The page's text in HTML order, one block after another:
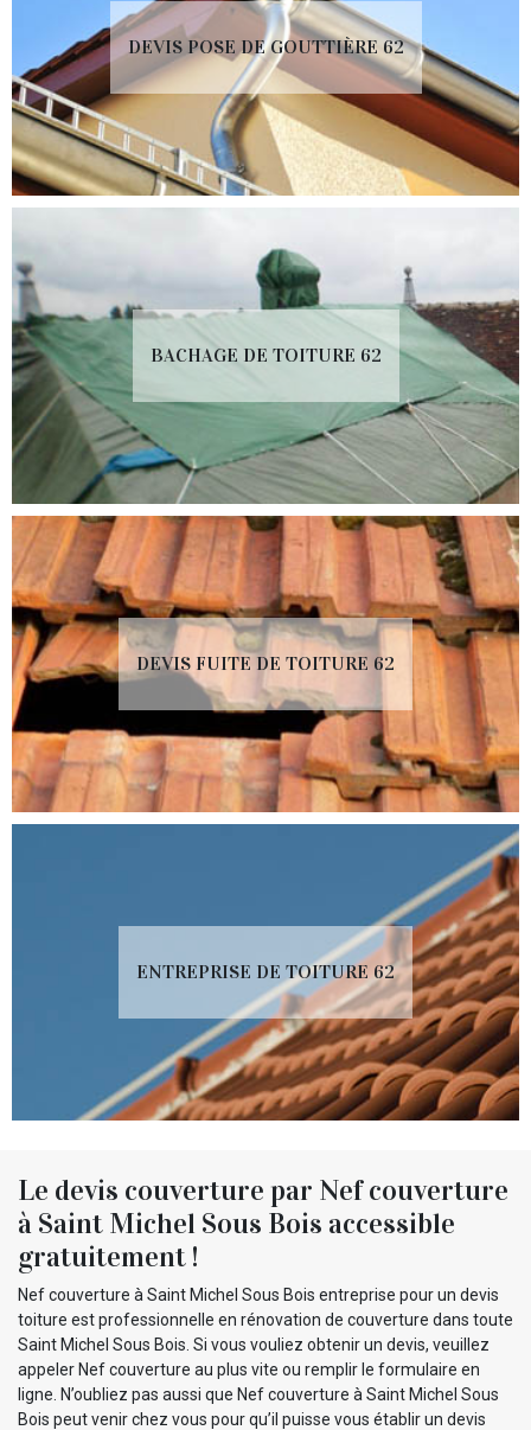
DEVIS POSE DE GOUTTIÈRE 62
BACHAGE DE TOITURE 62
DEVIS FUITE DE TOITURE 62
ENTREPRISE DE TOITURE 62
Le devis couverture par Nef couverture
à Saint Michel Sous Bois accessible
gratuitement !
Nef couverture à Saint Michel Sous Bois entreprise pour un devis
toiture est professionnelle en rénovation de couverture dans toute
Saint Michel Sous Bois. Si vous vouliez obtenir un devis, veuillez
appeler Nef couverture au plus vite ou remplir le formulaire en
ligne. N’oubliez pas aussi que Nef couverture à Saint Michel Sous
Bois peut venir chez vous pour qu’il puisse vous établir un devis